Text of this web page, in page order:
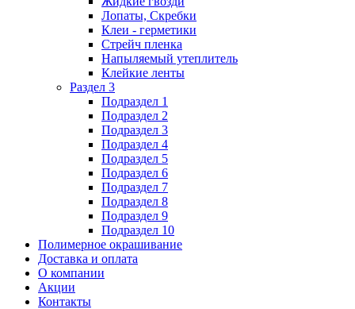
Лопаты, Скребки
Клеи - герметики
Стрейч пленка
Напыляемый утеплитель
Клейкие ленты
Раздел 3
Подраздел 1
Подраздел 2
Подраздел 3
Подраздел 4
Подраздел 5
Подраздел 6
Подраздел 7
Подраздел 8
Подраздел 9
Подраздел 10
Полимерное окрашивание
Доставка и оплата
О компании
Акции
Контакты